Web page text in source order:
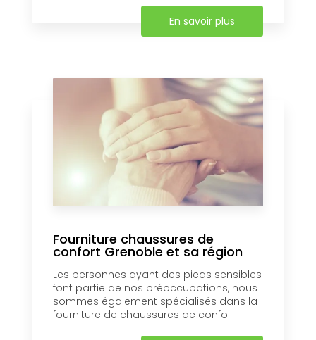
En savoir plus
Fourniture chaussures de
confort Grenoble et sa région
Les personnes ayant des pieds sensibles
font partie de nos préoccupations, nous
sommes également spécialisés dans la
fourniture de chaussures de confo...